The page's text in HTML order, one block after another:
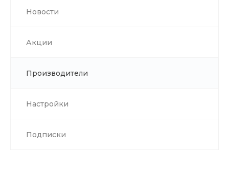
Новости
Акции
Производители
Настройки
Подписки